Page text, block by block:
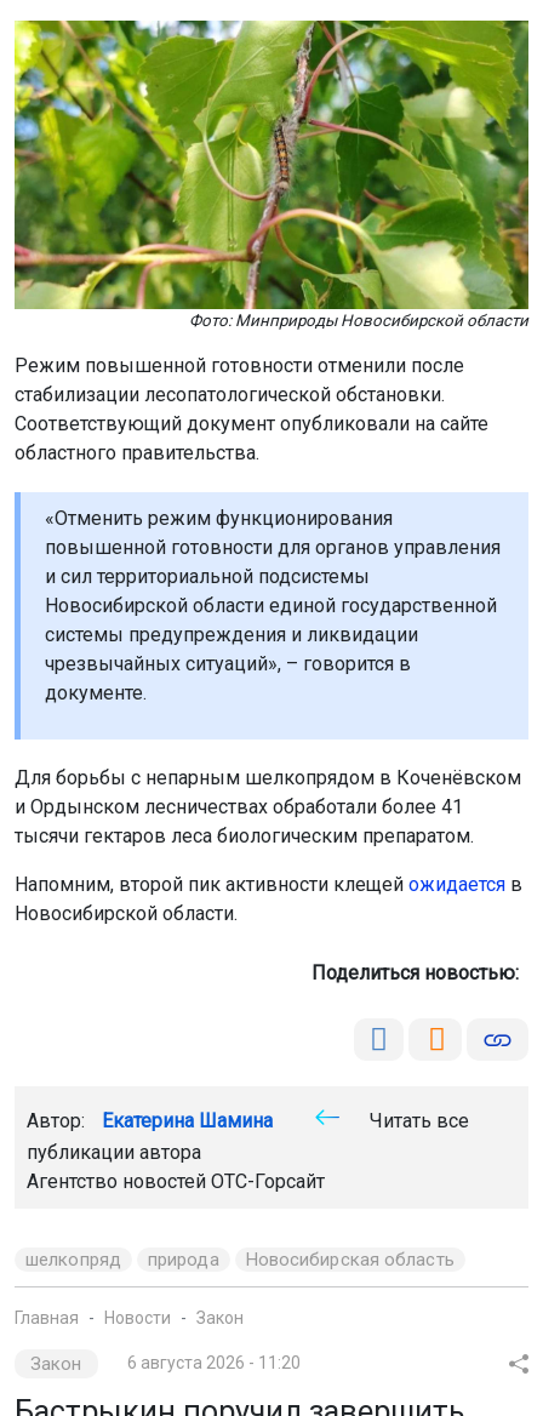
Фото: Минприроды Новосибирской области
Режим повышенной готовности отменили после
стабилизации лесопатологической обстановки.
Соответствующий документ опубликовали на сайте
областного правительства.
«Отменить режим функционирования
повышенной готовности для органов управления
и сил территориальной подсистемы
Новосибирской области единой государственной
системы предупреждения и ликвидации
чрезвычайных ситуаций», – говорится в
документе.
Для борьбы с непарным шелкопрядом в Коченёвском
и Ордынском лесничествах обработали более 41
тысячи гектаров леса биологическим препаратом.
Напомним, второй пик активности клещей ожидается в
Новосибирской области.
Поделиться новостью:
Автор: Екатерина Шамина
Читать все
публикации автора
Агентство новостей ОТС-Горсайт
шелкопряд природа Новосибирская область
Главная Новости Закон
Закон 6 августа 2026 - 11:20